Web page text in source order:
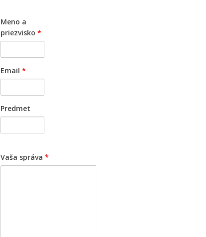
Meno a
priezvisko *
Email *
Predmet
Vaša správa *